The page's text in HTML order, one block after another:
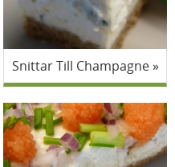
Snittar Till Champagne